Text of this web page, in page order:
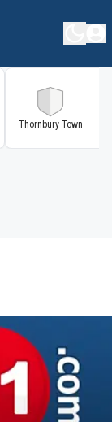
Thornbury Town